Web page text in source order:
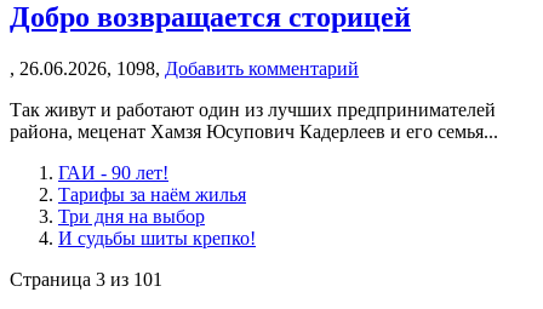
Добро возвращается сторицей
, 26.06.2026, 1098, Добавить комментарий
Так живут и работают один из лучших предпринимателей
района, меценат Хамзя Юсупович Кадерлеев и его семья...
ГАИ - 90 лет!
Тарифы за наём жилья
Три дня на выбор
И судьбы шиты крепко!
Страница 3 из 101